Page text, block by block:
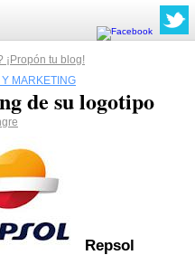
¡Propón tu blog!
MARKETING
de su logotipo
Repsol